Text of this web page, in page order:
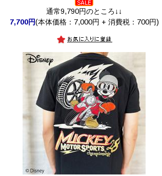
通常9,790円のところ↓↓
7,700円(本体価格：7,000円 + 消費税：700円)